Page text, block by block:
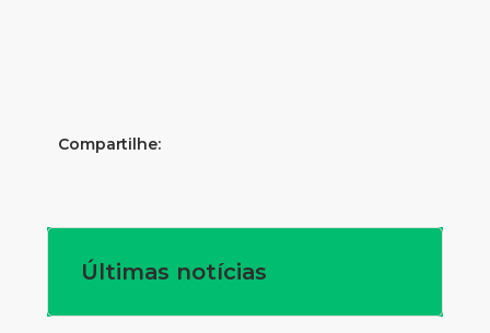
Compartilhe:
Últimas notícias